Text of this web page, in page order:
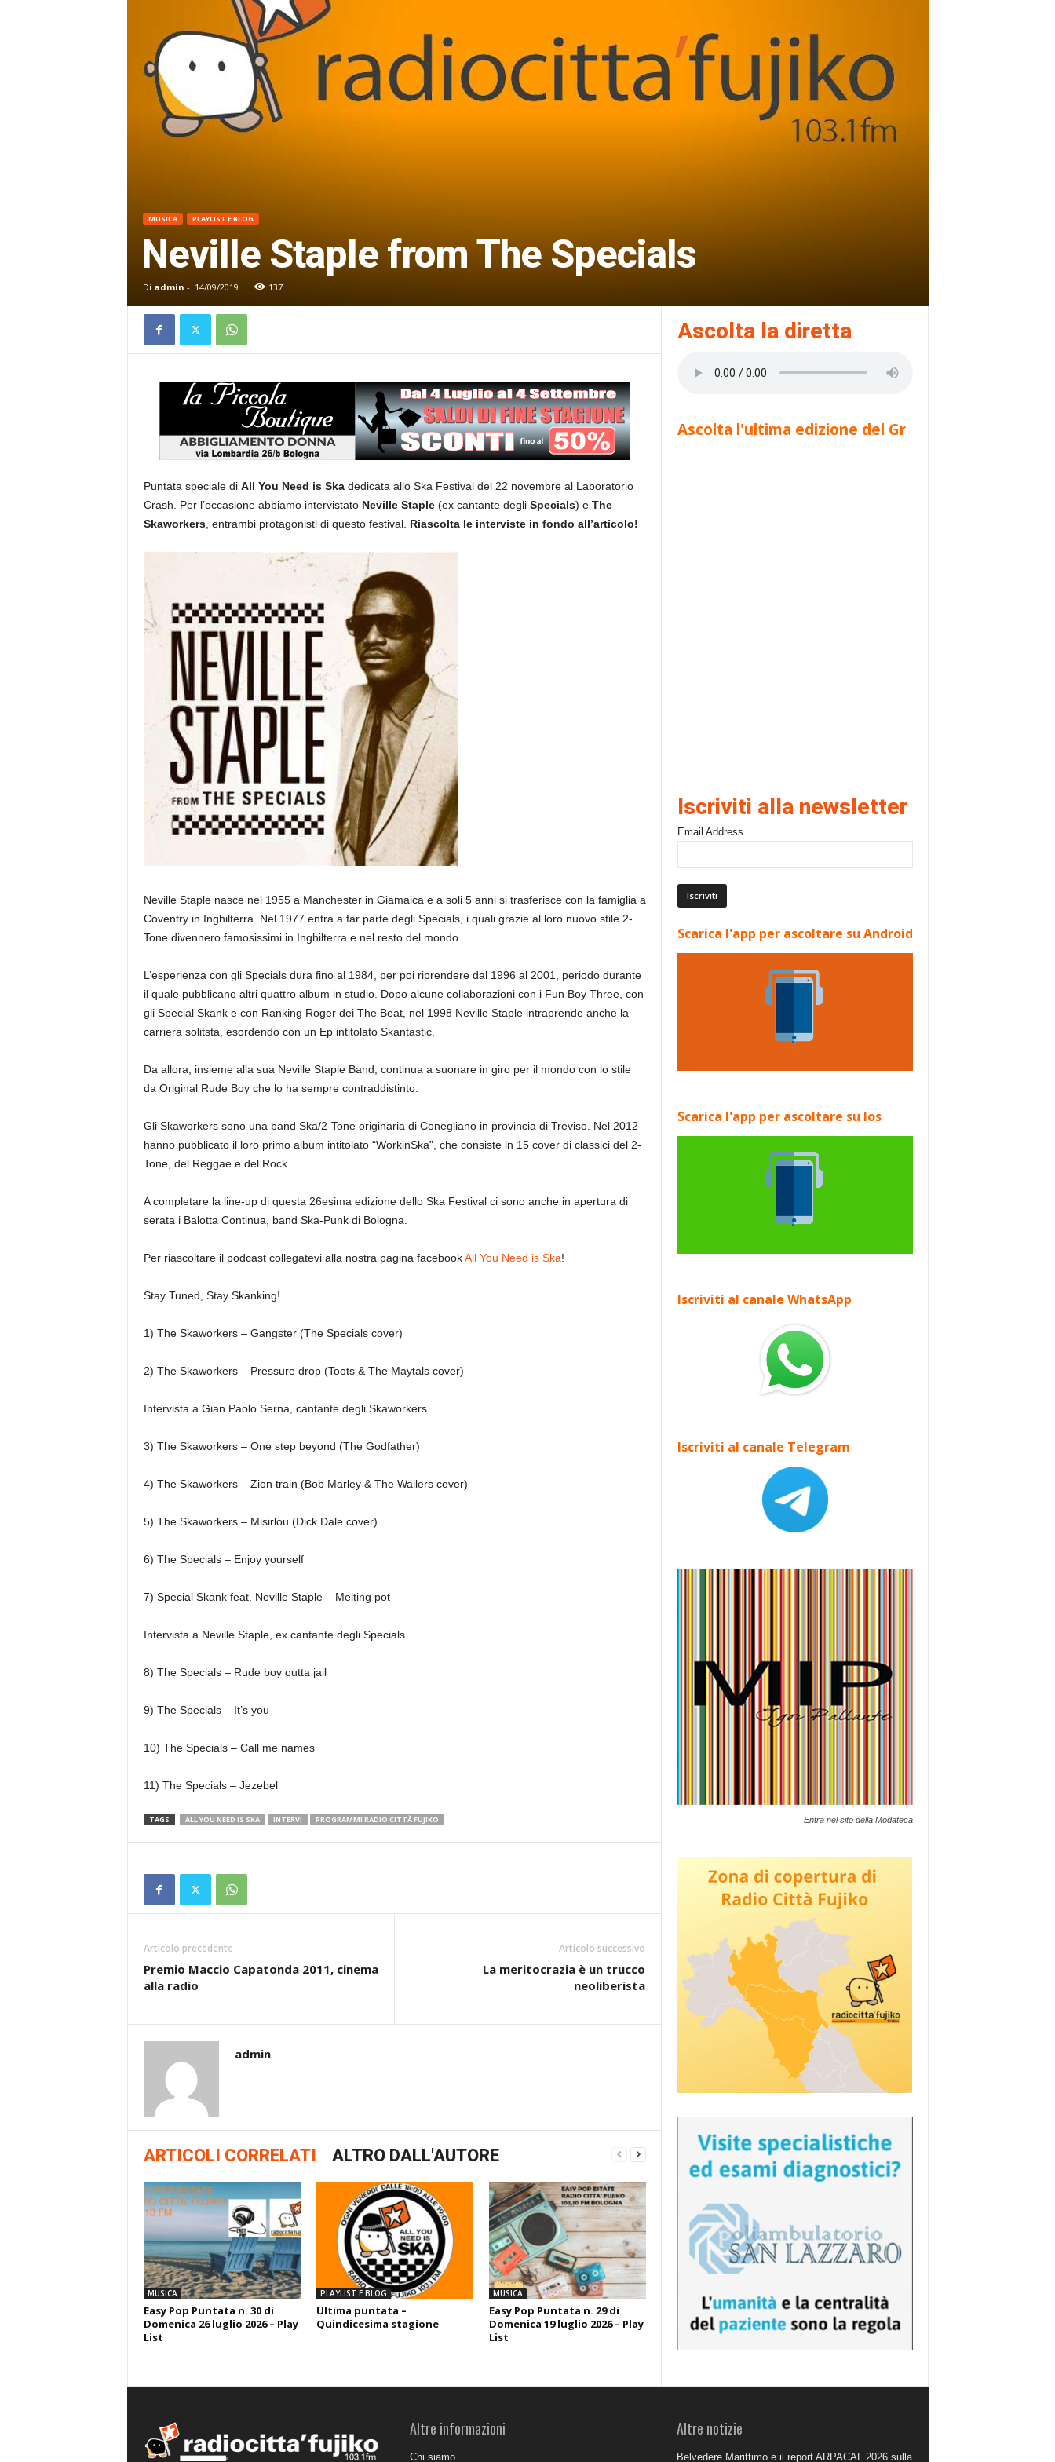
MUSICA PLAYLIST E BLOG
Neville Staple from The Specials
Di admin - 14/09/2019 137
Puntata speciale di All You Need is Skadedicata allo Ska Festival del 22 novembre al Laboratorio
Crash. Per l’occasione abbiamo intervistato Neville Staple(ex cantante degli Specials) e The
Skaworkers, entrambi protagonisti di questo festival. Riascolta le interviste in fondo all’articolo!
Neville Staple nasce nel 1955 a Manchester in Giamaica e a soli 5 anni si trasferisce con la famiglia a
Coventry in Inghilterra. Nel 1977 entra a far parte degli Specials, i quali grazie al loro nuovo stile 2-
Tone divennero famosissimi in Inghilterra e nel resto del mondo.
L’esperienza con gli Specials dura fino al 1984, per poi riprendere dal 1996 al 2001, periodo durante
il quale pubblicano altri quattro album in studio. Dopo alcune collaborazioni con i Fun Boy Three, con
gli Special Skank e con Ranking Roger dei The Beat, nel 1998 Neville Staple intraprende anche la
carriera solitsta, esordendo con un Ep intitolato Skantastic.
Da allora, insieme alla sua Neville Staple Band, continua a suonare in giro per il mondo con lo stile
da Original Rude Boy che lo ha sempre contraddistinto.
Gli Skaworkers sono una band Ska/2-Tone originaria di Conegliano in provincia di Treviso. Nel 2012
hanno pubblicato il loro primo album intitolato “WorkinSka”, che consiste in 15 cover di classici del 2-
Tone, del Reggae e del Rock.
A completare la line-up di questa 26esima edizione dello Ska Festival ci sono anche in apertura di
serata i Balotta Continua, band Ska-Punk di Bologna.
Per riascoltare il podcast collegatevi alla nostra pagina facebookAll You Need is Ska!
Stay Tuned, Stay Skanking!
1) The Skaworkers – Gangster (The Specials cover)
2) The Skaworkers – Pressure drop (Toots & The Maytals cover)
Intervista a Gian Paolo Serna, cantante degli Skaworkers
3) The Skaworkers – One step beyond (The Godfather)
4) The Skaworkers – Zion train (Bob Marley & The Wailers cover)
5) The Skaworkers – Misirlou (Dick Dale cover)
6) The Specials – Enjoy yourself
7) Special Skank feat. Neville Staple – Melting pot
Intervista a Neville Staple, ex cantante degli Specials
8) The Specials – Rude boy outta jail
9) The Specials – It’s you
10) The Specials – Call me names
11) The Specials – Jezebel
TAGS ALL YOU NEED IS SKA INTERVI PROGRAMMI RADIO CITTÀ FUJIKO
Articolo precedente
Premio Maccio Capatonda 2011, cinema
alla radio
Articolo successivo
La meritocrazia è un trucco
neoliberista
admin
ARTICOLI CORRELATI ALTRO DALL'AUTORE
MUSICA
Easy Pop Puntata n. 30 di
Domenica 26 luglio 2026 – Play
List
PLAYLIST E BLOG
Ultima puntata –
Quindicesima stagione
MUSICA
Easy Pop Puntata n. 29 di
Domenica 19 luglio 2026 – Play
List
Ascolta la diretta
Ascolta l'ultima edizione del Gr
Iscriviti alla newsletter
Email Address
Scarica l'app per ascoltare su Android
Scarica l'app per ascoltare su Ios
Iscriviti al canale WhatsApp
Iscriviti al canale Telegram
Entra nel sito della Modateca
Altre informazioni
Chi siamo
Altre notizie
Belvedere Marittimo e il report ARPACAL 2026 sulla